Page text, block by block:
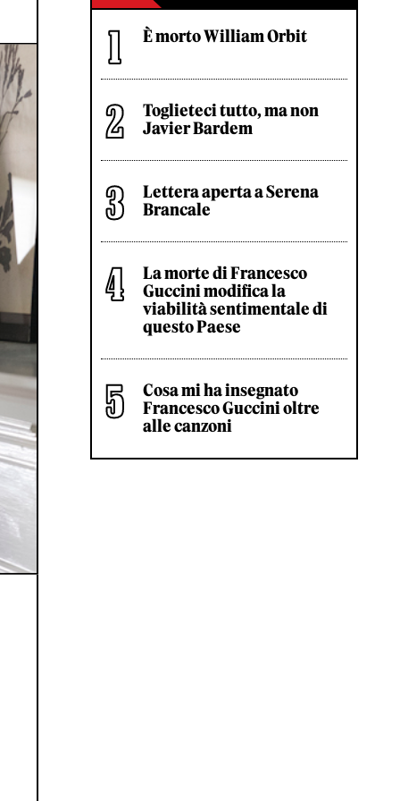
È morto William Orbit
Toglieteci tutto, ma non
Javier Bardem
Lettera aperta a Serena
Brancale
La morte di Francesco
Guccini modifica la
viabilità sentimentale di
questo Paese
Cosa mi ha insegnato
Francesco Guccini oltre
alle canzoni